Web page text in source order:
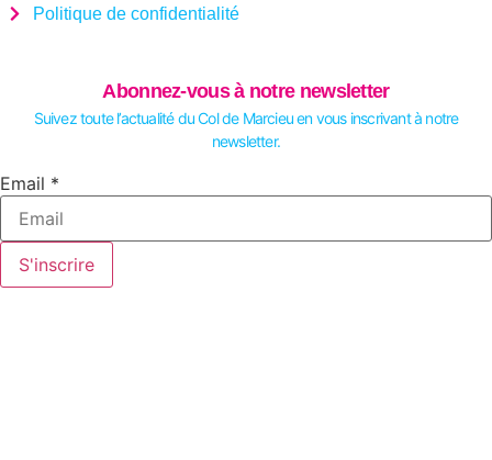
Politique de confidentialité
Abonnez-vous à notre newsletter
Suivez toute l’actualité du Col de Marcieu en vous inscrivant à notre
newsletter.
Email
Email *
S'inscrire